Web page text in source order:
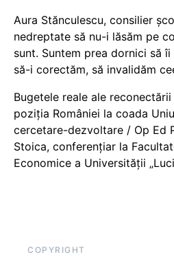
Aura Stănculescu, consilier
nedreptate să nu-i lăsăm pe
sunt. Suntem prea dornici să
să-i corectăm, să invalidăm
Bugetele reale ale
poziția României la coada
cercetare-dezvoltare / Op Ed
Stoica, conferențiar la
Economice a Universității
COPYRIGHT